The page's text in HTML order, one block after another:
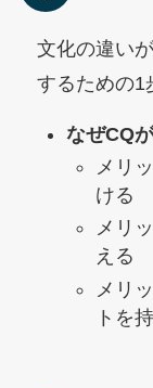
文化の違い
するための1
なぜCQ
メリ
ける
メリ
える
メリ
トを